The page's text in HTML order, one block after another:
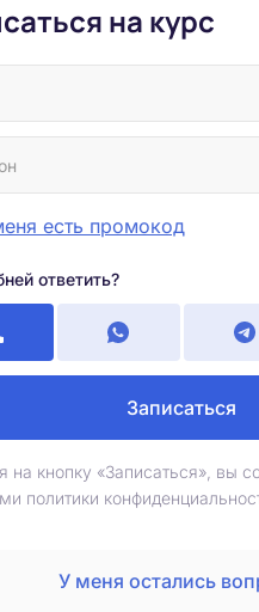
на курс
есть промокод
ответить?
Записаться
на кнопку «Записаться», вы
политики
У меня остались